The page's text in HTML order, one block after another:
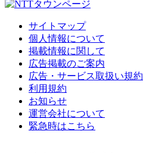
サイトマップ
個人情報について
掲載情報に関して
広告掲載のご案内
広告・サービス取扱い規約
利用規約
お知らせ
運営会社について
緊急時はこちら